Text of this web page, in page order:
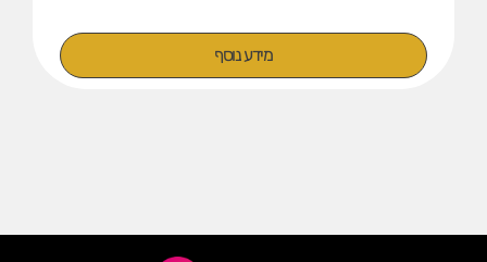
מידע נוסף